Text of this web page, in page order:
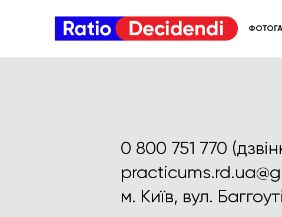
0 800 751 770
м. Київ, вул.